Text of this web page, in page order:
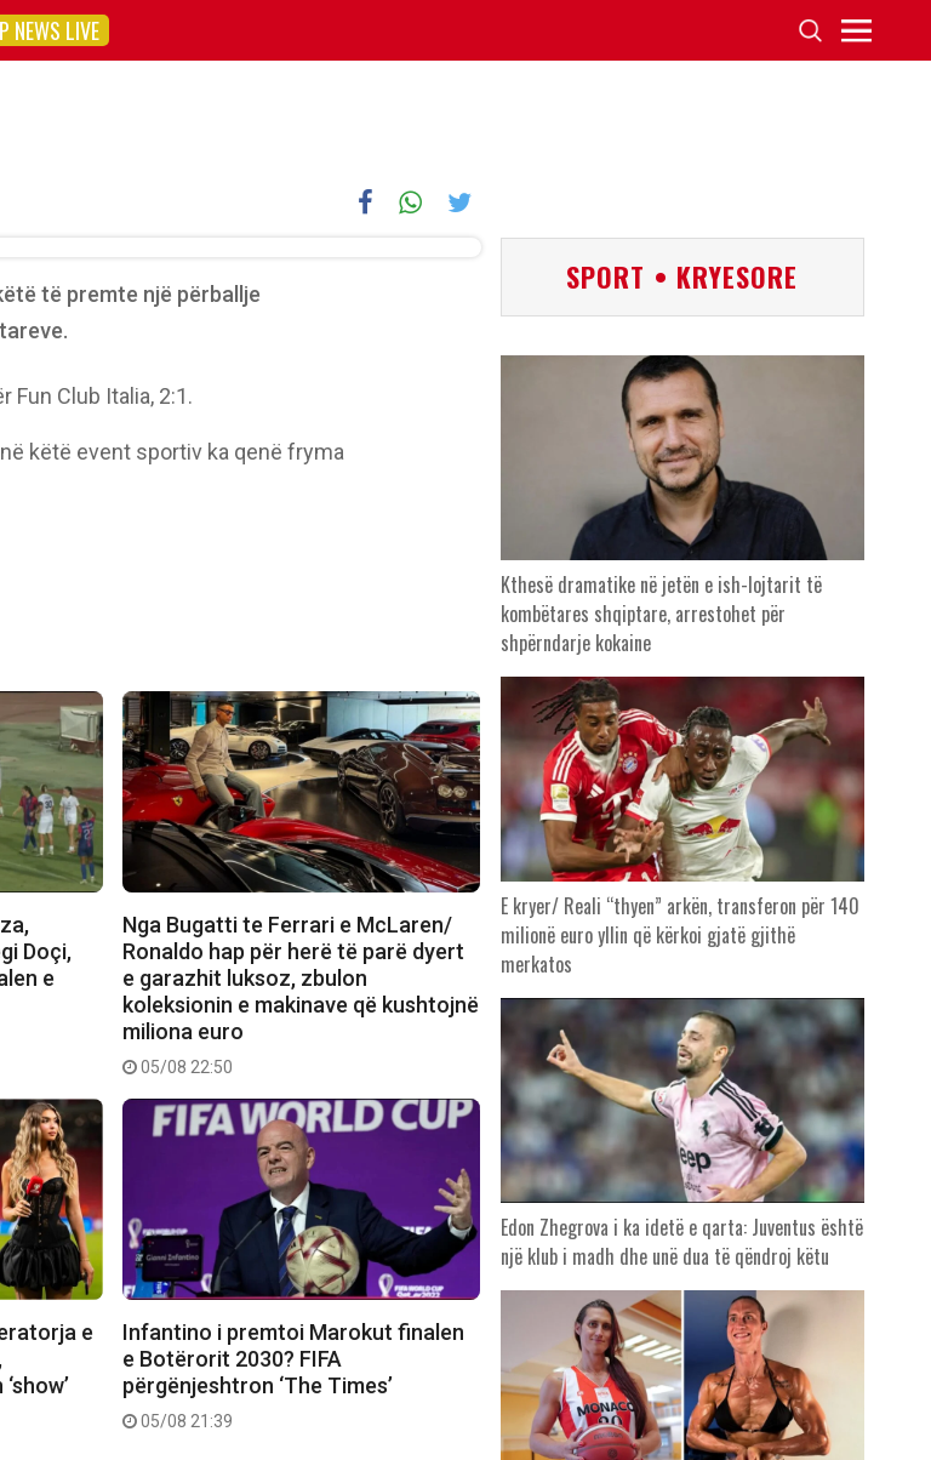
NEWS LIVE
të premte një përballje
Fun Club Italia, 2:1.
këtë event sportiv ka qenë fryma
Doçi,
e
Nga Bugatti te Ferrari e McLaren/
Ronaldo hap për herë të parë dyert
e garazhit luksoz, zbulon
koleksionin e makinave që kushtojnë
miliona euro
05/08 22:50
e
Infantino i premtoi Marokut finalen
e Botërorit 2030? FIFA
përgënjeshtron ‘The Times’
05/08 21:39
SPORT • KRYESORE
Kthesë dramatike në jetën e ish-lojtarit të
kombëtares shqiptare, arrestohet për
shpërndarje kokaine
E kryer/ Reali “thyen” arkën, transferon për 140
milionë euro yllin që kërkoi gjatë gjithë
merkatos
Edon Zhegrova i ka idetë e qarta: Juventus është
një klub i madh dhe unë dua të qëndroj këtu